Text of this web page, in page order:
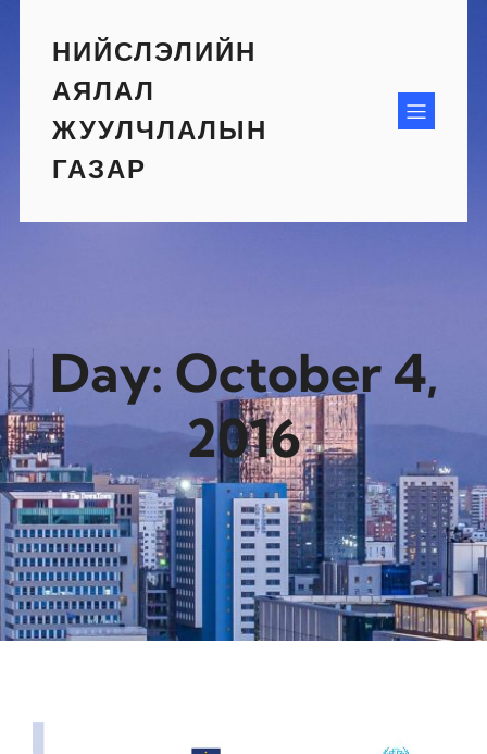
contentНИЙСЛЭЛИЙН
АЯЛАЛ
ЖУУЛЧЛАЛЫН
ГАЗАР
Day: October 4,
2016